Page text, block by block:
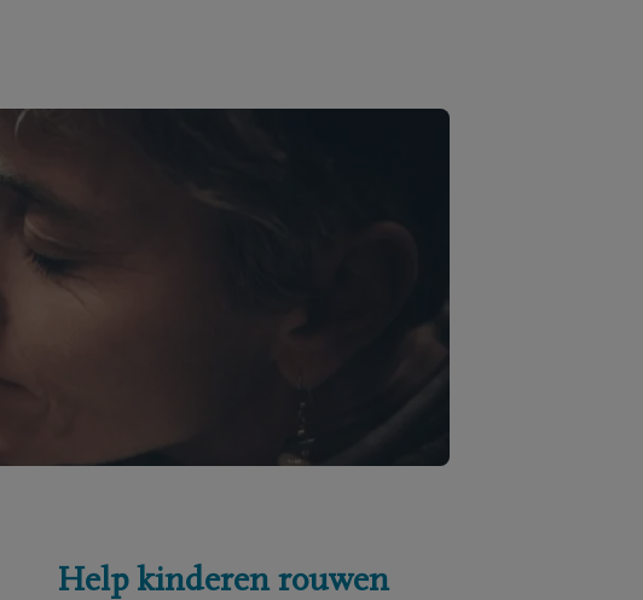
Help kinderen rouwen